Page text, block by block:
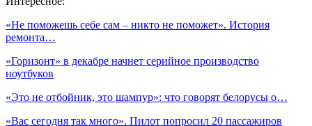
«Не поможешь себе сам – никто не поможет». История
ремонта…
«Горизонт» в декабре начнет серийное производство
ноутбуков
«Это не отбойник, это шампур»: что говорят белорусы о…
«Вас сегодня так много». Пилот попросил 20 пассажиров